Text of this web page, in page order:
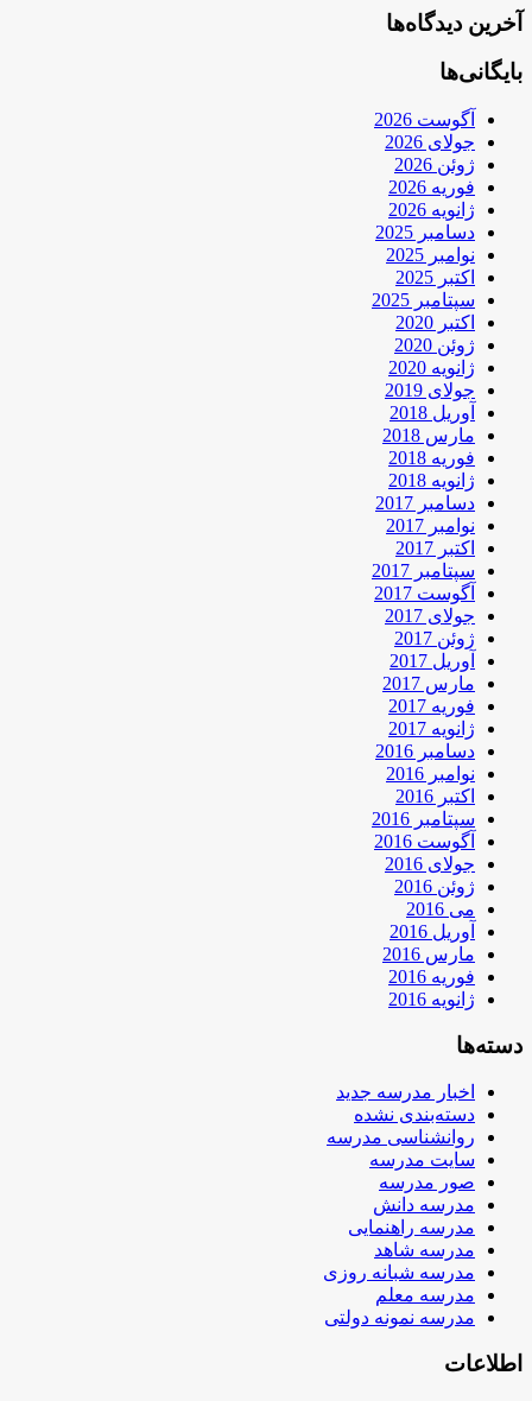
آخرین دیدگاه‌ها
بایگانی‌ها
آگوست 2026
جولای 2026
ژوئن 2026
فوریه 2026
ژانویه 2026
دسامبر 2025
نوامبر 2025
اکتبر 2025
سپتامبر 2025
اکتبر 2020
ژوئن 2020
ژانویه 2020
جولای 2019
آوریل 2018
مارس 2018
فوریه 2018
ژانویه 2018
دسامبر 2017
نوامبر 2017
اکتبر 2017
سپتامبر 2017
آگوست 2017
جولای 2017
ژوئن 2017
آوریل 2017
مارس 2017
فوریه 2017
ژانویه 2017
دسامبر 2016
نوامبر 2016
اکتبر 2016
سپتامبر 2016
آگوست 2016
جولای 2016
ژوئن 2016
می 2016
آوریل 2016
مارس 2016
فوریه 2016
ژانویه 2016
دسته‌ها
اخبار مدرسه جدید
دسته‌بندی نشده
روانشناسی مدرسه
سایت مدرسه
صور مدرسه
مدرسه دانش
مدرسه راهنمایی
مدرسه شاهد
مدرسه شبانه روزی
مدرسه معلم
مدرسه نمونه دولتی
اطلاعات